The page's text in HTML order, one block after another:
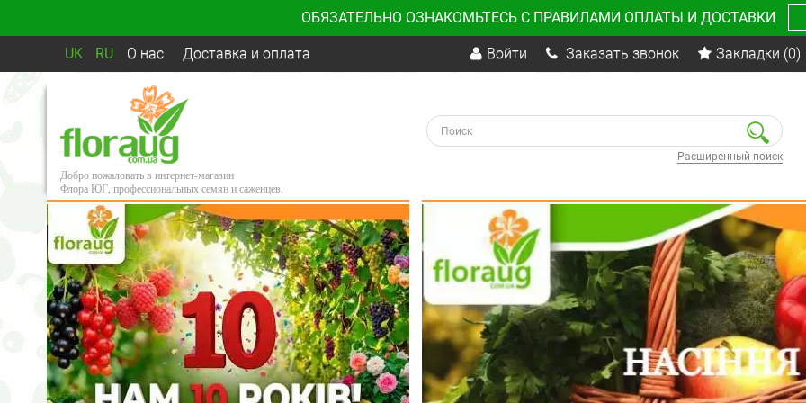
ОБЯЗАТЕЛЬНО ОЗНАКОМЬТЕСЬ С ПРАВИЛАМИ ОПЛАТЫ И ДОСТАВКИ
UK RU О нас Доставка и оплата Войти Заказать звонок Закладки (0)
Добро пожаловать в интернет-магазин
Флора ЮГ, профессиональных семян и саженцев.
Расширенный поиск